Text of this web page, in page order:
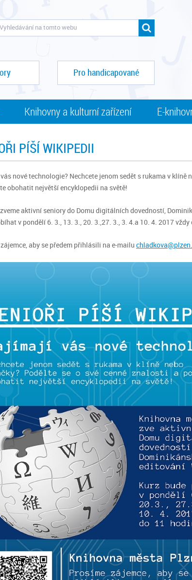
Pro handicapované
Knihovny a kulturní zařízení E-
PÍŠÍ WIKIPEDII
nové technologie? Nechcete jenom sedět s rukama v klíně
obohatit největší encyklopedii na světě!
aktivní seniory do Domu digitálních dovedností,
v pondělí 6. 3., 13. 3., 20. 3.,27. 3., 3. 4.a 10. 4. 2017
aby se předem přihlásili na e-mailu